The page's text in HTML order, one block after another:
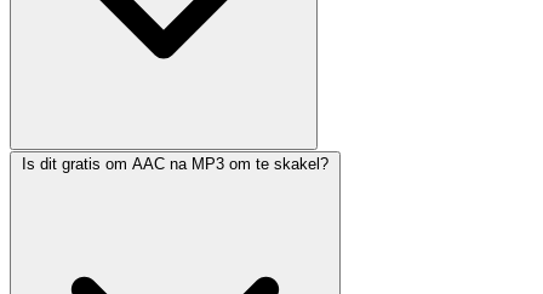
Is dit gratis om AAC na MP3 om te skakel?